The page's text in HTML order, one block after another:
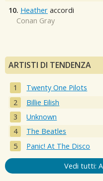
10. Heather accordi
Conan Gray
ARTISTI DI TENDENZA
Twenty One Pilots
Billie Eilish
Unknown
The Beatles
Panic! At The Disco
Vedi tutti: